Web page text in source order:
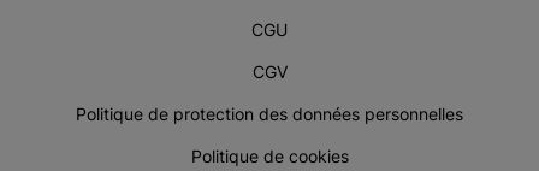
CGU
CGV
Politique de protection des données personnelles
Politique de cookies